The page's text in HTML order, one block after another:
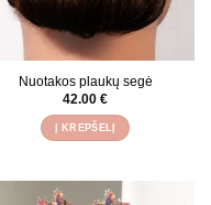
Nuotakos plaukų segė
42.00 €
Į KREPŠELĮ